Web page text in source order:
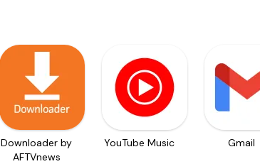
Downloader by
AFTVnews
YouTube Music Gmail